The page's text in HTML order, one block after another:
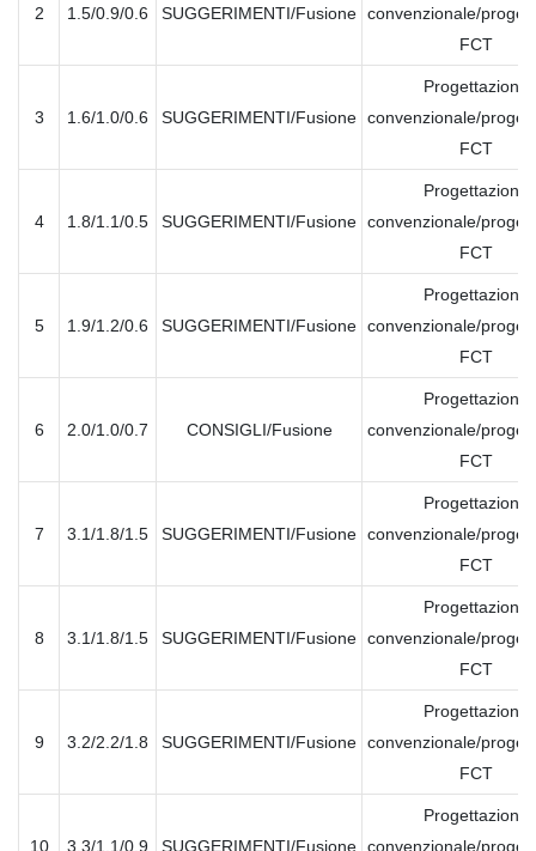
2 1.5/0.9/0.6 SUGGERIMENTI/Fusione convenzionale/
FCT
3 1.6/1.0/0.6 SUGGERIMENTI/Fusione
Progettazione
convenzionale/
FCT
4 1.8/1.1/0.5 SUGGERIMENTI/Fusione
Progettazione
convenzionale/
FCT
5 1.9/1.2/0.6 SUGGERIMENTI/Fusione
Progettazione
convenzionale/
FCT
6 2.0/1.0/0.7 CONSIGLI/Fusione
Progettazione
convenzionale/
FCT
7 3.1/1.8/1.5 SUGGERIMENTI/Fusione
Progettazione
convenzionale/
FCT
8 3.1/1.8/1.5 SUGGERIMENTI/Fusione
Progettazione
convenzionale/
FCT
9 3.2/2.2/1.8 SUGGERIMENTI/Fusione
Progettazione
convenzionale/
FCT
10 3.3/1.1/0.9 SUGGERIMENTI/Fusione
Progettazione
convenzionale/